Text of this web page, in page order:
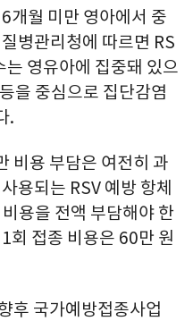
개월 미만 영아에서 중
병관리청에 따르면 RS
영유아에 집중돼 있으
을 중심으로 집단감염
.
비용 부담은 여전히 과
용되는 RSV 예방 항체
용을 전액 부담해야 한
회 접종 비용은 60만 원
후 국가예방접종사업